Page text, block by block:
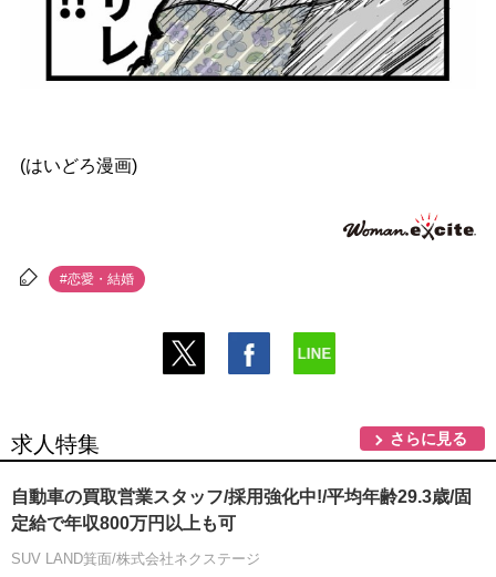
(はいどろ漫画)
#恋愛・結婚
求人特集 さらに見る
自動車の買取営業スタッフ/採用強化中!/平均年齢29.3歳/固
定給で年収800万円以上も可
SUV LAND箕面/株式会社ネクステージ